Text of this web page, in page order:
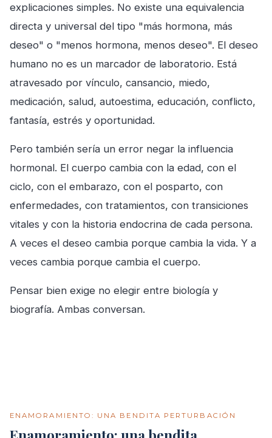
explicaciones simples. No existe una equivalencia
directa y universal del tipo "más hormona, más
deseo" o "menos hormona, menos deseo". El deseo
humano no es un marcador de laboratorio. Está
atravesado por vínculo, cansancio, miedo,
medicación, salud, autoestima, educación, conflicto,
fantasía, estrés y oportunidad.
Pero también sería un error negar la influencia
hormonal. El cuerpo cambia con la edad, con el
ciclo, con el embarazo, con el posparto, con
enfermedades, con tratamientos, con transiciones
vitales y con la historia endocrina de cada persona.
A veces el deseo cambia porque cambia la vida. Y a
veces cambia porque cambia el cuerpo.
Pensar bien exige no elegir entre biología y
biografía. Ambas conversan.
ENAMORAMIENTO: UNA BENDITA PERTURBACIÓN